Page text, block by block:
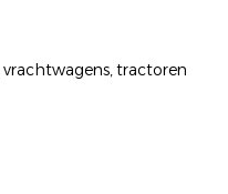
vrachtwagens tractoren